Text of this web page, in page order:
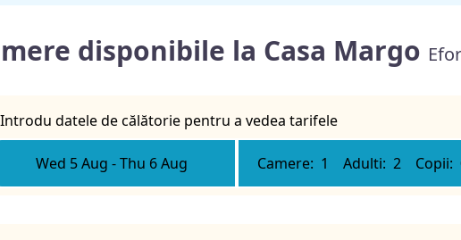
disponibile la Casa Margo
Introdu datele de călătorie pentru a vedea tarifele
Wed 5 Aug -Thu 6 Aug Camere: 1 Adulti: 2 Copii: